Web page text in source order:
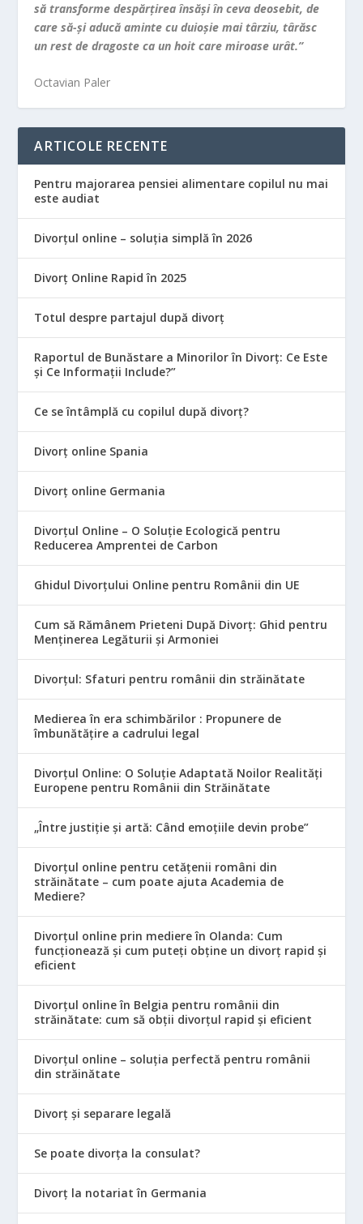
să transforme despărţirea însăşi în ceva deosebit, de
care să-şi aducă aminte cu duioşie mai târziu, târăsc
un rest de dragoste ca un hoit care miroase urât.”
Octavian Paler
ARTICOLE RECENTE
Pentru majorarea pensiei alimentare copilul nu mai
este audiat
Divorțul online – soluția simplă în 2026
Divorț Online Rapid în 2025
Totul despre partajul după divorț
Raportul de Bunăstare a Minorilor în Divorț: Ce Este
și Ce Informații Include?”
Ce se întâmplă cu copilul după divorț?
Divorț online Spania
Divorț online Germania
Divorțul Online – O Soluție Ecologică pentru
Reducerea Amprentei de Carbon
Ghidul Divorțului Online pentru Românii din UE
Cum să Rămânem Prieteni După Divorț: Ghid pentru
Menținerea Legăturii și Armoniei
Divorțul: Sfaturi pentru românii din străinătate
Medierea în era schimbărilor : Propunere de
îmbunătățire a cadrului legal
Divorțul Online: O Soluție Adaptată Noilor Realități
Europene pentru Românii din Străinătate
„Între justiție și artă: Când emoțiile devin probe”
Divorțul online pentru cetățenii români din
străinătate – cum poate ajuta Academia de
Mediere?
Divorțul online prin mediere în Olanda: Cum
funcționează și cum puteți obține un divorț rapid și
eficient
Divorțul online în Belgia pentru românii din
străinătate: cum să obții divorțul rapid și eficient
Divorțul online – soluția perfectă pentru românii
din străinătate
Divorț și separare legală
Se poate divorța la consulat?
Divorț la notariat în Germania